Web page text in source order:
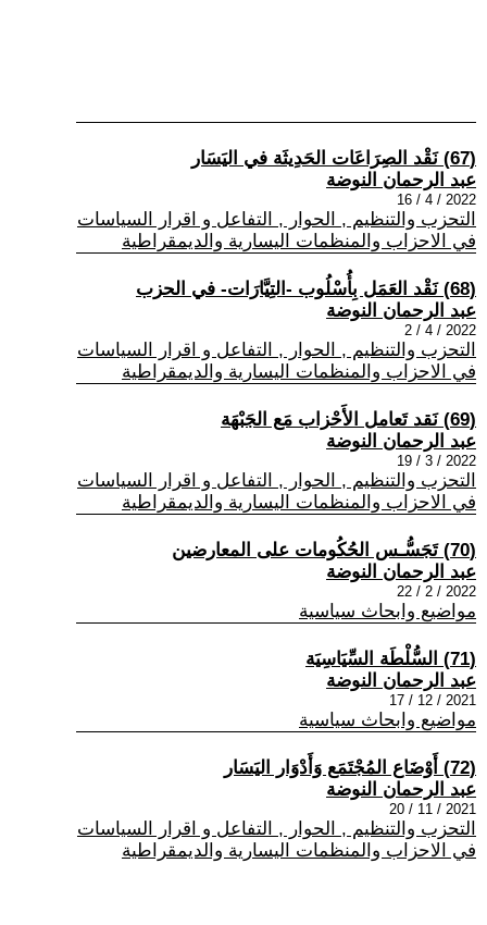
(67) نَقْد الصِرَاعَات الحَدِيثَة في اليَسَار
عبد الرحمان النوضة
2022 / 4 / 16
التحزب والتنظيم , الحوار , التفاعل و اقرار السياسات
في الاحزاب والمنظمات اليسارية والديمقراطية
(68) نَقْد العَمَل بِأُسْلُوب -التِيَّارَات- في الحزب
عبد الرحمان النوضة
2022 / 4 / 2
التحزب والتنظيم , الحوار , التفاعل و اقرار السياسات
في الاحزاب والمنظمات اليسارية والديمقراطية
(69) نَقد تَعامل الأَحْزاب مَع الجَبْهَة
عبد الرحمان النوضة
2022 / 3 / 19
التحزب والتنظيم , الحوار , التفاعل و اقرار السياسات
في الاحزاب والمنظمات اليسارية والديمقراطية
(70) تَجَسُّـس الحُكُومات على المعارضين
عبد الرحمان النوضة
2022 / 2 / 22
مواضيع وابحاث سياسية
(71) السُّلْطَة السِّيَاسِيَة
عبد الرحمان النوضة
2021 / 12 / 17
مواضيع وابحاث سياسية
(72) أَوْضَاع المُجْتَمَع وَأَدْوَار اليَسَار
عبد الرحمان النوضة
2021 / 11 / 20
التحزب والتنظيم , الحوار , التفاعل و اقرار السياسات
في الاحزاب والمنظمات اليسارية والديمقراطية